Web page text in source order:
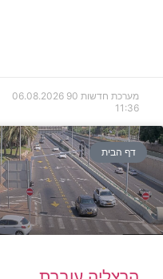
מערכת חדשות 90
06.08.2026
11:36
דף הבית